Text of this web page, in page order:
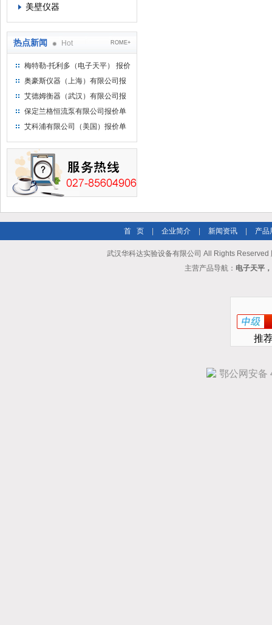
美壁仪器
热点新闻 Hot ROME+
梅特勒-托利多（电子天平） 报价
单
奥豪斯仪器（上海）有限公司报
价单
艾德姆衡器（武汉）有限公司报
价单
保定兰格恒流泵有限公司报价单
艾科浦有限公司（美国）报价单
首 页 企业简介 新闻资讯 产品
武汉华科达实验设备有限公司 All Rights Reserved
主营产品导航： 电子天平
推
鄂公网安备